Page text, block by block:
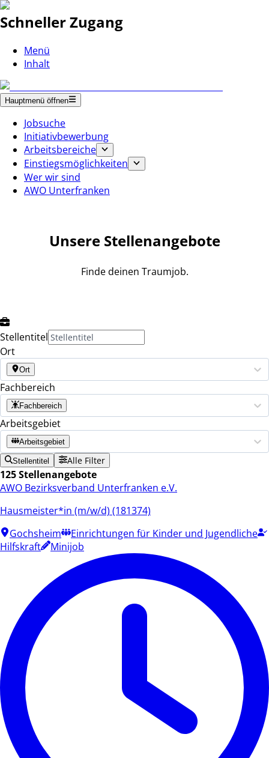
Schneller Zugang
Menü
Inhalt
Hauptmenü öffnen
Jobsuche
Initiativbewerbung
Arbeitsbereiche
Einstiegsmöglichkeiten
Wer wir sind
AWO Unterfranken
Unsere Stellenangebote
Finde deinen Traumjob.
Stellentitel
Ort
Ort
Fachbereich
Fachbereich
Arbeitsgebiet
Arbeitsgebiet
Stellentitel Alle Filter
125 Stellenangebote
AWO Bezirksverband Unterfranken e.V.
Hausmeister*in (m/w/d) (181374)
Gochsheim
Einrichtungen für Kinder und Jugendliche
Hilfskraft
Minijob